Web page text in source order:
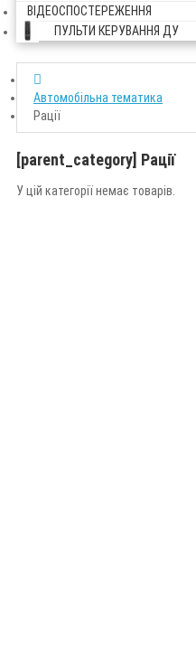
ВІДЕОСПОСТЕРЕЖЕННЯ
ПУЛЬТИ КЕРУВАННЯ ДУ
Автомобільна тематика
Рації
[parent_category] Рації
У цій категорії немає товарів.